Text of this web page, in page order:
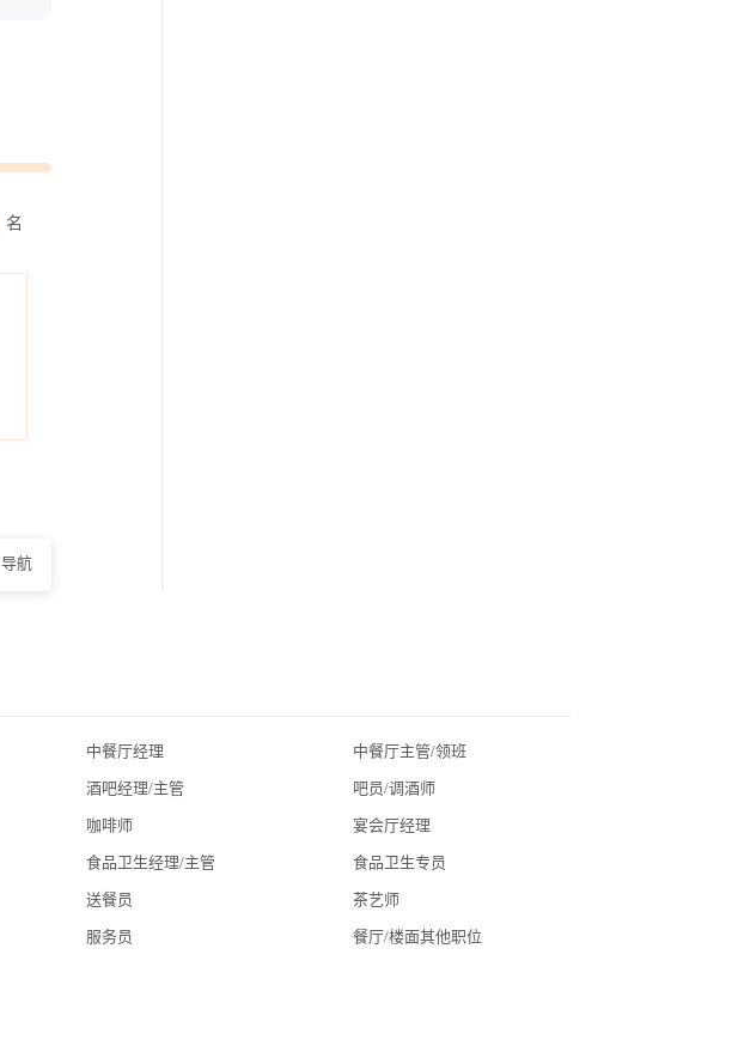
名
导航
中餐厅经理 中餐厅主管/领班
酒吧经理/主管 吧员/调酒师
咖啡师 宴会厅经理
食品卫生经理/主管 食品卫生专员
送餐员 茶艺师
服务员 餐厅/楼面其他职位